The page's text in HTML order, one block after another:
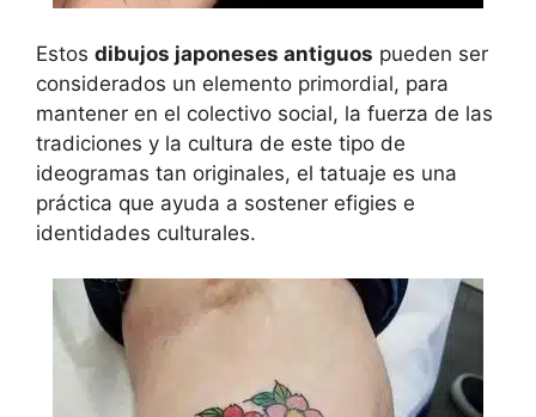
Estos dibujos japoneses antiguos pueden ser
considerados un elemento primordial, para
mantener en el colectivo social, la fuerza de las
tradiciones y la cultura de este tipo de
ideogramas tan originales, el tatuaje es una
práctica que ayuda a sostener efigies e
identidades culturales.